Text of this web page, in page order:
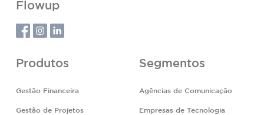
Flowup
Produtos
Gestão Financeira
Gestão de Projetos
Segmentos
Agências de Comunicação
Empresas de Tecnologia